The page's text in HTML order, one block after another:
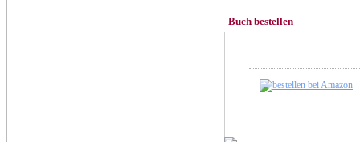
Buch bestellen